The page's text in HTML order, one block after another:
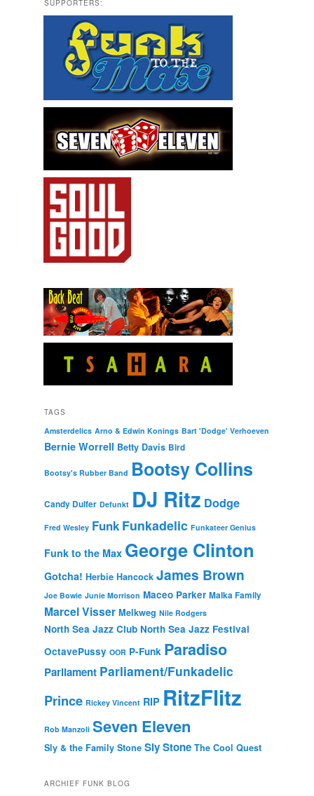
SUPPORTERS:
TAGS
Amsterdelics Arno & Edwin Konings Bart 'Dodge' Verhoeven
Bernie Worrell Betty Davis Bird
Bootsy's Rubber Band Bootsy Collins
Candy Dulfer Defunkt DJ Ritz Dodge
Fred Wesley Funk Funkadelic Funkateer Genius
Funk to the Max George Clinton
Gotcha! Herbie Hancock James Brown
Joe Bowie Junie Morrison Maceo Parker Malka Family
Marcel Visser Melkweg Nile Rodgers
North Sea Jazz Club North Sea Jazz Festival
OctavePussy OOR P-Funk Paradiso
Parliament Parliament/Funkadelic
Prince Rickey Vincent RIP RitzFlitz
Rob Manzoli Seven Eleven
Sly & the Family Stone Sly Stone The Cool Quest
ARCHIEF FUNK BLOG